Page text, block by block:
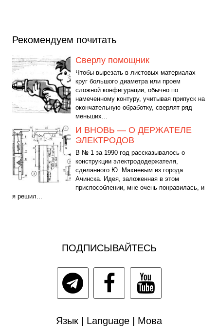
Рекомендуем почитать
Сверлу помощник
Чтобы вырезать в листовых материалах
круг большого диаметра или проем
сложной конфигурации, обычно по
намеченному контуру, учитывая припуск на
окончательную обработку, сверлят ряд
меньших...
И ВНОВЬ — О ДЕРЖАТЕЛЕ
ЭЛЕКТРОДОВ
В № 1 за 1990 год рассказывалось о
конструкции электрододержателя,
сделанного Ю. Махневым из города
Ачинска. Идея, заложенная в этом
приспособлении, мне очень понравилась, и
я решил...
ПОДПИСЫВАЙТЕСЬ
Язык | Language | Мова